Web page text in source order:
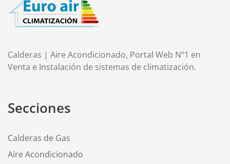
Calderas | Aire Acondicionado, Portal Web Nº1 en
Venta e Instalación de sistemas de climatización.
Secciones
Calderas de Gas
Aire Acondicionado